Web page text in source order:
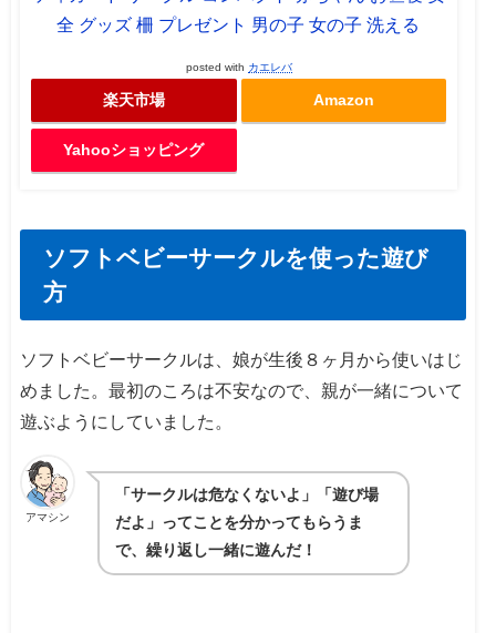
全 グッズ 柵 プレゼント 男の子 女の子 洗える
posted with カエレバ
楽天市場 Amazon
Yahooショッピング
ソフトベビーサークルを使った遊び
方
ソフトベビーサークルは、娘が生後８ヶ月から使いはじ
めました。最初のころは不安なので、親が一緒について
遊ぶようにしていました。
アマシン
「サークルは危なくないよ」「遊び場
だよ」ってことを分かってもらうま
で、繰り返し一緒に遊んだ！